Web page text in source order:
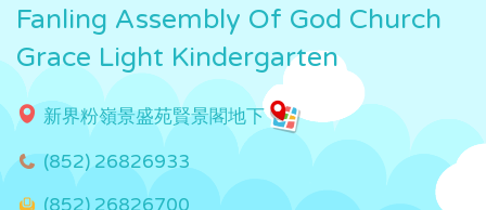
Fanling Assembly Of God Church
Grace Light Kindergarten
新界粉嶺景盛苑賢景閣地下
(852) 26826933
(852) 26826700